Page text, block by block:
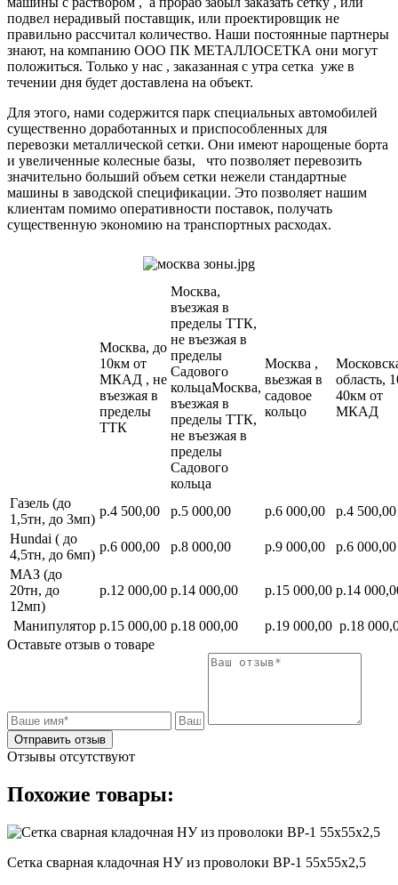
подвел нерадивый поставщик, или проектировщик не
правильно рассчитал количество. Наши постоянные партнеры
знают, на компанию ООО ПК МЕТАЛЛОСЕТКА они могут
положиться. Только у нас , заказанная с утра сетка уже в
течении дня будет доставлена на объект.
Для этого, нами содержится парк специальных автомобилей
существенно доработанных и приспособленных для
перевозки металлической сетки. Они имеют нарощеные борта
и увеличенные колесные базы, что позволяет перевозить
значительно больший объем сетки нежели стандартные
машины в заводской спецификации. Это позволяет нашим
клиентам помимо оперативности поставок, получать
существенную экономию на транспортных расходах.
Москва, до
10км от
МКАД , не
въезжая в
пределы
ТТК
Москва,
въезжая в
пределы ТТК,
не въезжая в
пределы
Садового
кольцаМосква,
въезжая в
пределы ТТК,
не въезжая в
пределы
Садового
кольца
Москва ,
вьезжая в
садовое
кольцо
область,
40км от
МКАД
Газель (до
1,5тн, до 3мп)
р.4 500,00 р.5 000,00 р.6 000,00
р.4 500,00
Hundai ( до
4,5тн, до 6мп)
р.6 000,00 р.8 000,00 р.9 000,00
р.6 000,00
МАЗ (до
20тн, до
12мп)
р.12 000,00 р.14 000,00 р.15 000,00 р.14
Манипулятор р.15 000,00 р.18 000,00 р.19 000,00 р.18
Оставьте отзыв о товаре
Отправить отзыв
Отзывы отсутствуют
Похожие товары:
Сетка сварная кладочная НУ из проволоки ВР-1 55х55х2,5